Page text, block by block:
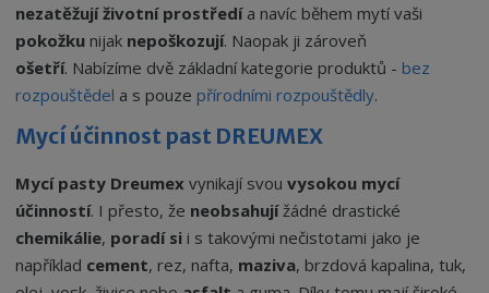
nezatěžují životní prostředía navíc během mytí vaši
pokožku nijak nepoškozují. Naopak ji zároveň
ošetří. Nabízíme dvě základní kategorie produktů - bez
rozpouštědel a s pouze přírodními rozpouštědly.
Mycí účinnost past DREUMEX
Mycí pasty Dreumex vynikají svou vysokou mycí
účinností. I přesto, že neobsahujížádné drastické
chemikálie, poradí si i s takovými nečistotami jako je
například cement, rez, nafta, maziva, brzdová kapalina, tuk,